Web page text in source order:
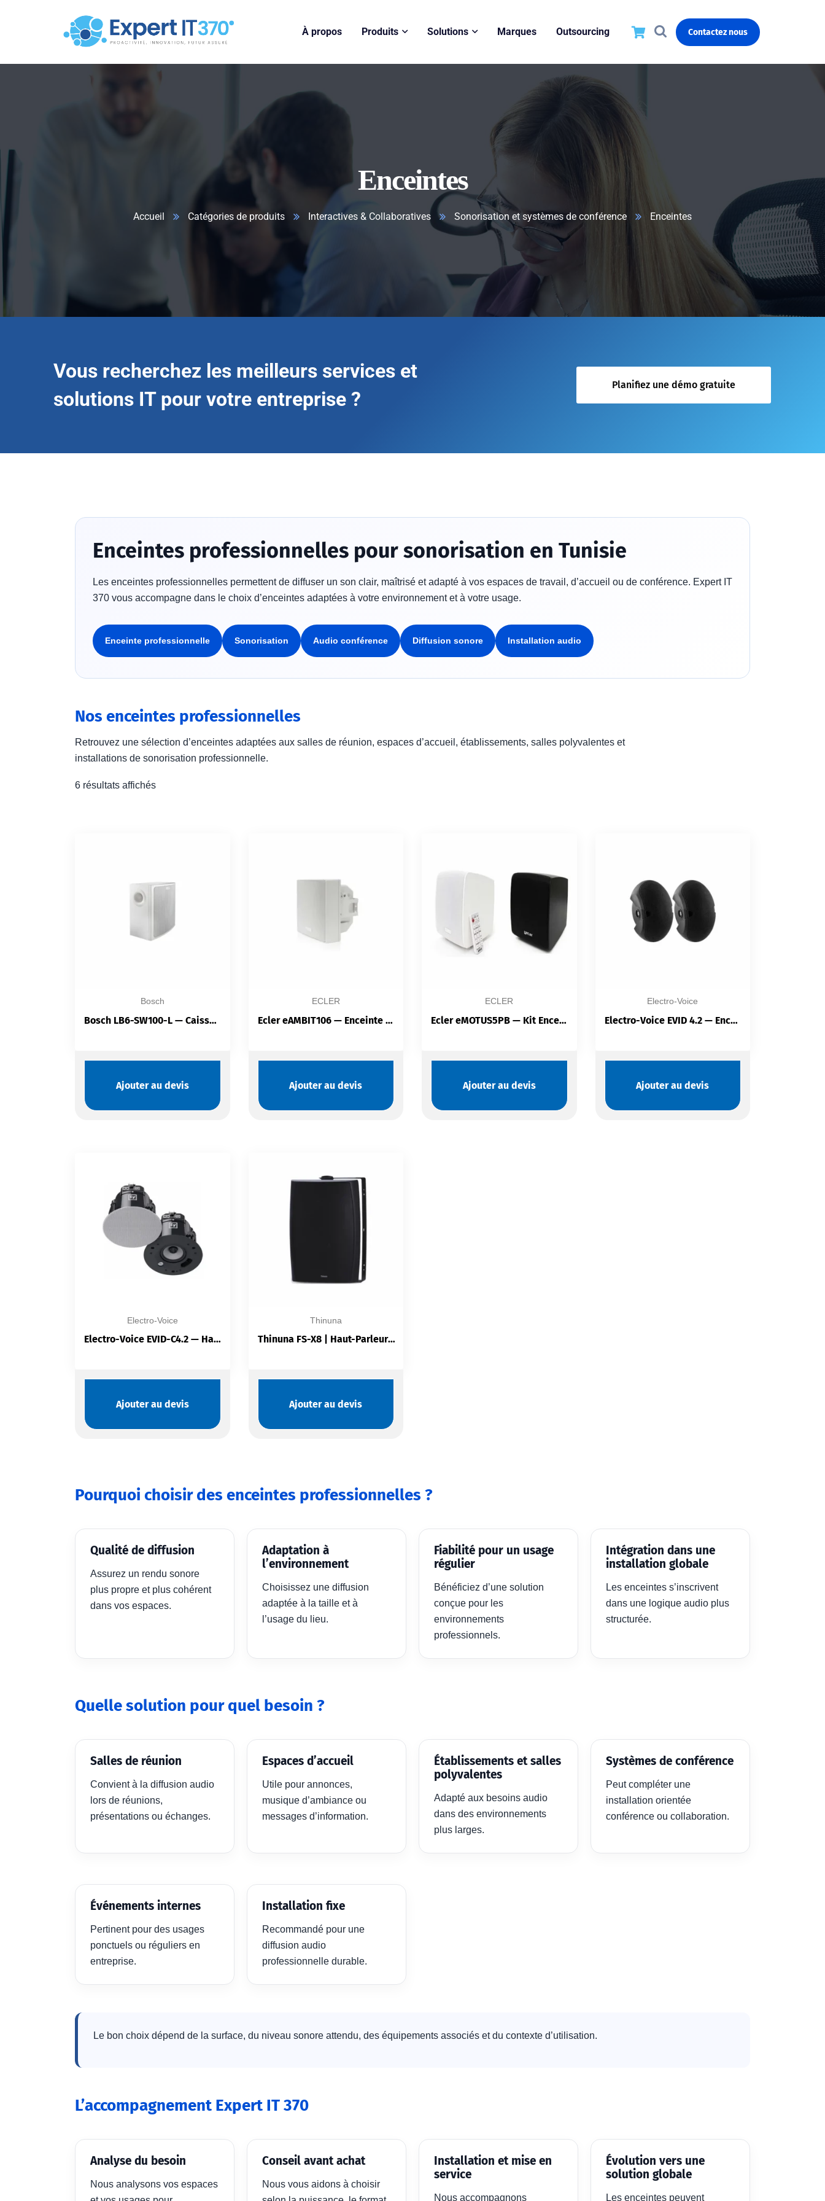
À propos Produits Solutions Marques Outsourcing Contactez nous
Enceintes
Accueil Catégories de produits Interactives & Collaboratives Sonorisation et systèmes de conférence Enceintes
Vous recherchez les meilleurs services et
solutions IT pour votre entreprise ?
Planifiez une démo gratuite
Enceintes professionnelles pour sonorisation en Tunisie
Les enceintes professionnelles permettent de diffuser un son clair, maîtrisé et adapté à vos espaces de travail, d’accueil ou de conférence. Expert IT
370 vous accompagne dans le choix d’enceintes adaptées à votre environnement et à votre usage.
Enceinte professionnelle Sonorisation Audio conférence Diffusion sonore Installation audio
Nos enceintes professionnelles
Retrouvez une sélection d’enceintes adaptées aux salles de réunion, espaces d’accueil, établissements, salles polyvalentes et
installations de sonorisation professionnelle.
6 résultats affichés
Bosch
Bosch LB6-SW100-L — Caisson Basse Mural 8″ | 70V/100V | Basse Impédance
Ajouter au devis
ECLER
Ecler eAMBIT106 — Enceinte Murale 2 Voies 50 W RMS | IP54 | 8Ω/70V/100V | Boîtier ABS Anti-UV
Ajouter au devis
ECLER
Ecler eMOTUS5PB — Kit Enceintes Stéréo 2×25 W | Bluetooth Prioritaire | RS-232 | Télécommande IR
Ajouter au devis
Electro-Voice
Electro-Voice EVID 4.2 — Enceinte Murale | Double Woofer 4″ | Tweeter Titane Néodyme | IP34 Mil-Spec 810 | Intérieur/Extérieur
Ajouter au devis
Electro-Voice
Electro-Voice EVID-C4.2 — Haut-Parleur Plafond Encastrable | Coaxial 4″ | Tweeter Titane | 70V/100V/8Ω | Certification UL
Ajouter au devis
Thinuna
Thinuna FS-X8 | Haut-Parleur Mural 2 Voies | 60W 100/70V | 120W 8Ω | Woofer 8″ + Tweeter 1″ | SPL 92dB
Ajouter au devis
Pourquoi choisir des enceintes professionnelles ?
Qualité de diffusion
Assurez un rendu sonore
plus propre et plus cohérent
dans vos espaces.
Adaptation à
l’environnement
Choisissez une diffusion
adaptée à la taille et à
l’usage du lieu.
Fiabilité pour un usage
régulier
Bénéficiez d’une solution
conçue pour les
environnements
professionnels.
Intégration dans une
installation globale
Les enceintes s’inscrivent
dans une logique audio plus
structurée.
Quelle solution pour quel besoin ?
Salles de réunion
Convient à la diffusion audio
lors de réunions,
présentations ou échanges.
Espaces d’accueil
Utile pour annonces,
musique d’ambiance ou
messages d’information.
Établissements et salles
polyvalentes
Adapté aux besoins audio
dans des environnements
plus larges.
Systèmes de conférence
Peut compléter une
installation orientée
conférence ou collaboration.
Événements internes
Pertinent pour des usages
ponctuels ou réguliers en
entreprise.
Installation fixe
Recommandé pour une
diffusion audio
professionnelle durable.
Le bon choix dépend de la surface, du niveau sonore attendu, des équipements associés et du contexte d’utilisation.
L’accompagnement Expert IT 370
Analyse du besoin
Nous analysons vos espaces
Conseil avant achat
Nous vous aidons à choisir
Installation et mise en
service
Nous accompagnons
Évolution vers une
solution globale
Les enceintes peuvent